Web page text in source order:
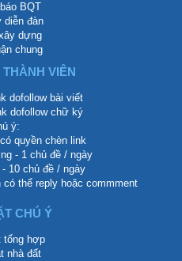
BQT
diễn đàn
dựng
chung
VIÊN
dofollow bài viết
dofollow chữ ký
ý:
quyền chèn link
- 1 chủ đề / ngày
10 chủ đề / ngày
thể reply hoặc commment
CHÚ Ý
tổng hợp
nhà đất